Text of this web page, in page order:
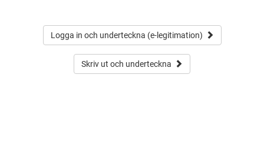
Logga in och underteckna (e-legitimation)
Skriv ut och underteckna